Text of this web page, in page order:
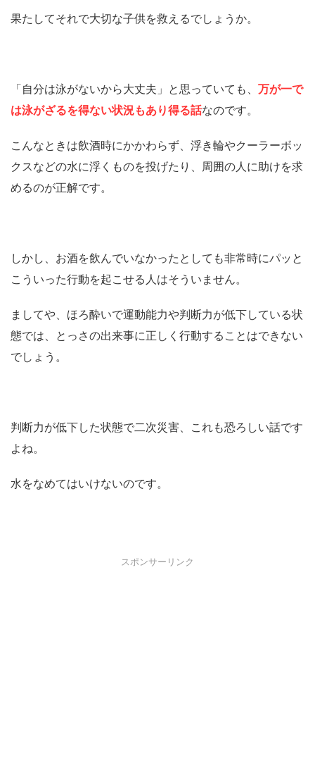
果たしてそれで大切な子供を救えるでしょうか。
「自分は泳がないから大丈夫」と思っていても、 万が一で
は泳がざるを得ない状況もあり得る話なのです。
こんなときは飲酒時にかかわらず、浮き輪やクーラーボッ
クスなどの水に浮くものを投げたり、周囲の人に助けを求
めるのが正解です。
しかし、お酒を飲んでいなかったとしても非常時にパッと
こういった行動を起こせる人はそういません。
ましてや、ほろ酔いで運動能力や判断力が低下している状
態では、とっさの出来事に正しく行動することはできない
でしょう。
判断力が低下した状態で二次災害、これも恐ろしい話です
よね。
水をなめてはいけないのです。
スポンサーリンク